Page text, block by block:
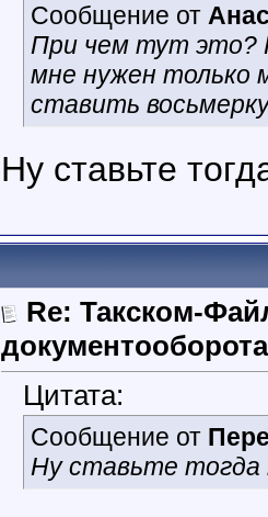
Сообщение от
При чем тут это?
мне нужен только
ставить
Ну ставьте
Re: Такском-
документооборота
Цитата:
Сообщение от
Ну ставьте тогда